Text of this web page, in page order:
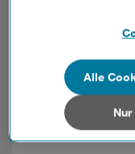
Handy für Kinder
Jahren
Details und alle
Wenn Sie allen
von Drittanbietern
außerhalb der
verarbeiten. Sie
Datenschutzniveau
Alle